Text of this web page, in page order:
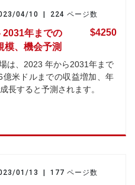
04/10 | 224 ページ数
2031年までの
模、機会予測
$4250
は、2023 年から2031年まで
米ドルまでの収益増加、年
長すると予測されます。
01/13 | 177 ページ数